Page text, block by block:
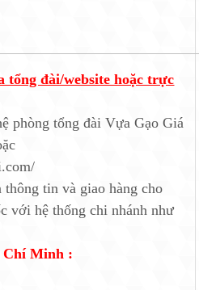
tổng đài/website hoặc trực
phòng tổng đài Vựa Gạo Giá
tin và giao hàng cho
với hệ thống chi nhánh như
Chí Minh :